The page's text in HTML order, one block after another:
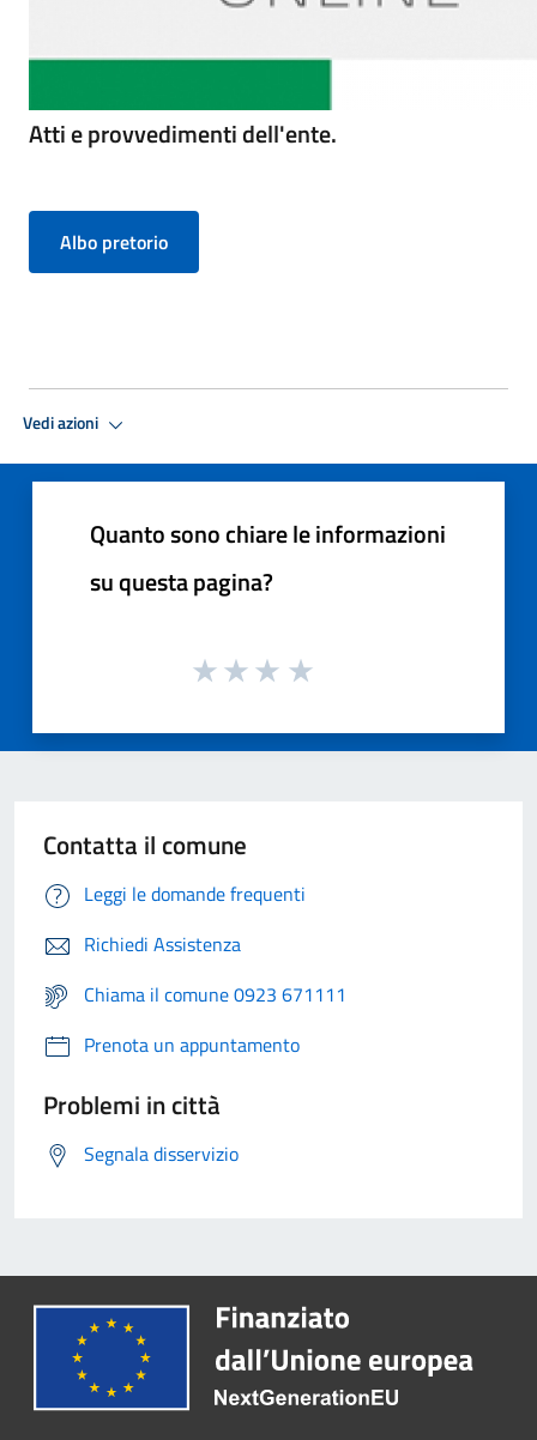
Atti e provvedimenti dell'ente.
Albo pretorio
Vedi azioni
Quanto sono chiare le informazioni
su questa pagina?
Contatta il comune
Leggi le domande frequenti
Richiedi Assistenza
Chiama il comune 0923 671111
Prenota un appuntamento
Problemi in città
Segnala disservizio